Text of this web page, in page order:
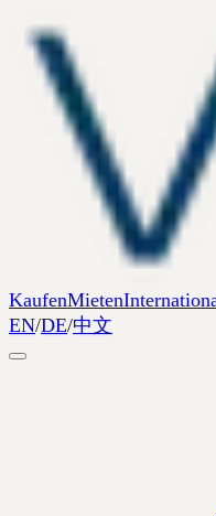
KaufenMieten
EN/DE/中文